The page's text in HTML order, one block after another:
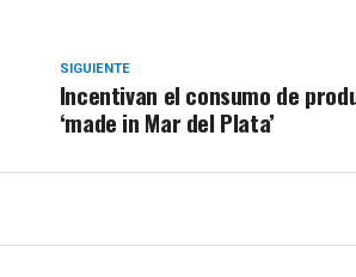
SIGUIENTE
Incentivan el consumo de
‘made in Mar del Plata’